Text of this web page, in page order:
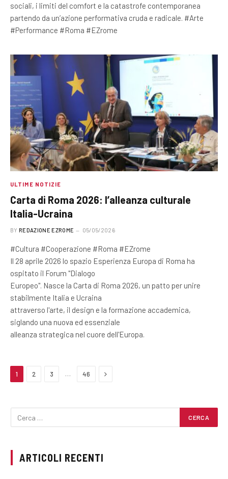
sociali, i limiti del comfort e la catastrofe contemporanea
partendo da un’azione performativa cruda e radicale. #Arte
#Performance #Roma #EZrome
ULTIME NOTIZIE
Carta di Roma 2026: l’alleanza culturale
Italia-Ucraina
BY REDAZIONE EZROME 05/05/2026
#Cultura #Cooperazione #Roma #EZrome
Il 28 aprile 2026 lo spazio Esperienza Europa di Roma ha
ospitato il Forum "Dialogo
Europeo". Nasce la Carta di Roma 2026, un patto per unire
stabilmente Italia e Ucraina
attraverso l'arte, il design e la formazione accademica,
siglando una nuova ed essenziale
alleanza strategica nel cuore dell'Europa.
1 2 3 46 Next
ARTICOLI RECENTI